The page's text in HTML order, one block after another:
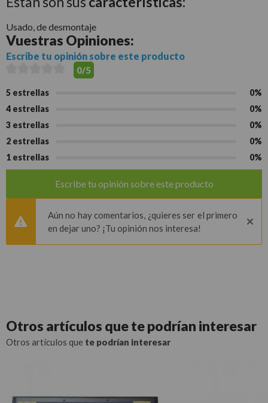
Usado, de desmontaje
Vuestras Opiniones:
Escribe tu opinión sobre este producto
0/5
5 estrellas
0%
4 estrellas
0%
3 estrellas
0%
2 estrellas
0%
1 estrellas
0%
Escribe tu opinión sobre este producto
Aún no hay comentarios, ¿quieres ser el primero
en dejar uno? ¡Tu opinión nos interesa!
Otros artículos quete podrían interesar
Otros artículos que te podrían interesar